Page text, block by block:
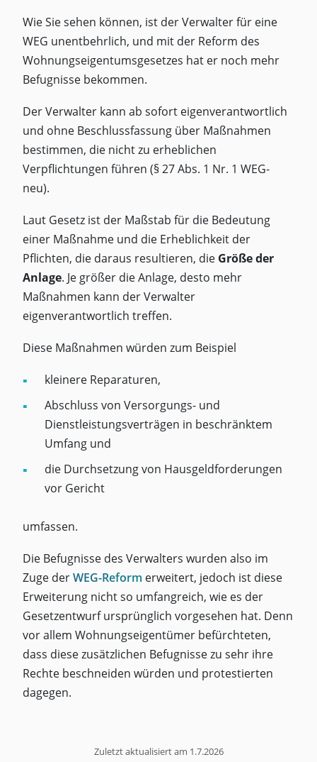
Wie Sie sehen können, ist der Verwalter für eine
WEG unentbehrlich, und mit der Reform des
Wohnungseigentumsgesetzes hat er noch mehr
Befugnisse bekommen.
Der Verwalter kann ab sofort eigenverantwortlich
und ohne Beschlussfassung über Maßnahmen
bestimmen, die nicht zu erheblichen
Verpflichtungen führen (§ 27 Abs. 1 Nr. 1 WEG-
neu).
Laut Gesetz ist der Maßstab für die Bedeutung
einer Maßnahme und die Erheblichkeit der
Pflichten, die daraus resultieren, die Größe der
Anlage. Je größer die Anlage, desto mehr
Maßnahmen kann der Verwalter
eigenverantwortlich treffen.
Diese Maßnahmen würden zum Beispiel
kleinere Reparaturen,
Abschluss von Versorgungs- und
Dienstleistungsverträgen in beschränktem
Umfang und
die Durchsetzung von Hausgeldforderungen
vor Gericht
umfassen.
Die Befugnisse des Verwalters wurden also im
Zuge derWEG-Reform erweitert, jedoch ist diese
Erweiterung nicht so umfangreich, wie es der
Gesetzentwurf ursprünglich vorgesehen hat. Denn
vor allem Wohnungseigentümer befürchteten,
dass diese zusätzlichen Befugnisse zu sehr ihre
Rechte beschneiden würden und protestierten
dagegen.
Zuletzt aktualisiert am 1.7.2026